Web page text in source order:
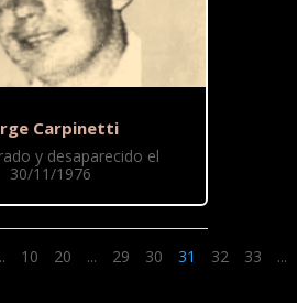
Carpinetti
y desaparecido el
30/11/1976
10 20 ... 29 30 31 32 33 ...